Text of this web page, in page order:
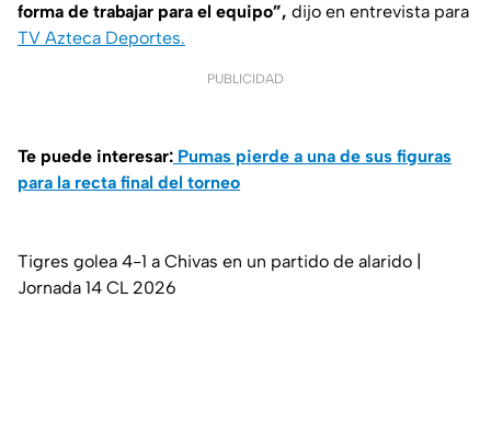
forma de trabajar para el equipo”, dijo en entrevista para
TV Azteca Deportes.
PUBLICIDAD
Te puede interesar: Pumas pierde a una de sus figuras
para la recta final del torneo
Tigres golea 4-1 a Chivas en un partido de alarido |
Jornada 14 CL 2026